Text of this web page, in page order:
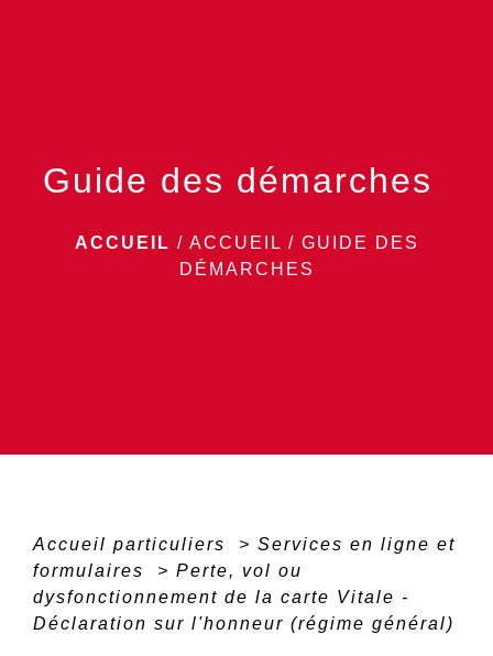
Guide des démarches
ACCUEIL / ACCUEIL / GUIDE DES
DÉMARCHES
Accueil particuliers > Services en ligne et
formulaires
> Perte, vol ou
dysfonctionnement de la carte Vitale -
Déclaration sur l'honneur (régime général)